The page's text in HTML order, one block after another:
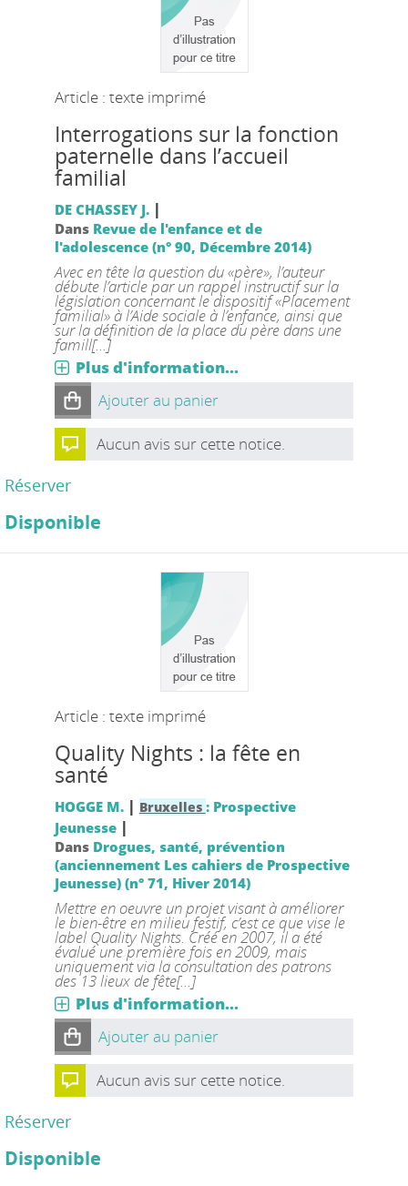
Article : texte imprimé
Interrogations sur la fonction
paternelle dans l’accueil
familial
DE CHASSEY J. |
Dans Revue de l'enfance et de
l'adolescence (n° 90, Décembre 2014)
Avec en tête la question du «père», l’auteur
débute l’article par un rappel instructif sur la
législation concernant le dispositif «Placement
familial» à l’Aide sociale à l’enfance, ainsi que
sur la définition de la place du père dans une
famill[...]
Plus d'information...
Ajouter au panier
Aucun avis sur cette notice.
Réserver
Disponible
Article : texte imprimé
Quality Nights : la fête en
santé
HOGGE M. | Bruxelles : Prospective
Jeunesse|
Dans Drogues, santé, prévention
(anciennement Les cahiers de Prospective
Jeunesse) (n° 71, Hiver 2014)
Mettre en oeuvre un projet visant à améliorer
le bien-être en milieu festif, c’est ce que vise le
label Quality Nights. Créé en 2007, il a été
évalué une première fois en 2009, mais
uniquement via la consultation des patrons
des 13 lieux de fête[...]
Plus d'information...
Ajouter au panier
Aucun avis sur cette notice.
Réserver
Disponible